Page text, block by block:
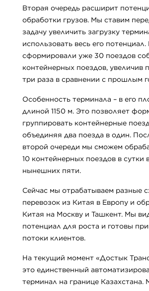
Вторая очередь расширит
обработки грузов. Мы ставим
задачу увеличить загрузку
использовать весь его
сформировали уже 30 поездов
контейнерных поездов, увеличив
три раза в сравнении с прошлым
Особенность терминала – в его
длиной 1150 м. Это позволяет
группировать контейнерные
объединяя два поезда в один.
второй очереди мы сможем
10 контейнерных поездов в сутки
нынешних пяти.
Сейчас мы отрабатываем разные
перевозок из Китая в Европу и
Китая на Москву и Ташкент. Мы
потенциал для роста и готовы
потоки клиентов.
На текущий момент «Достык
это единственный
терминал на границе Казахстана.